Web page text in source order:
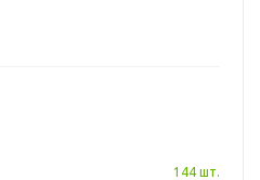
144 шт.